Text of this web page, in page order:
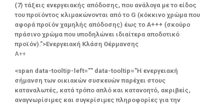
(7) τάξεις ενεργειακής απόδοσης, που ανάλογα με το είδος
του προϊόντος κλιμακώνονται από το G (κόκκινο χρώμα που
αφορά προϊόν χαμηλής απόδοσης) έως το Α+++ (σκούρο
πράσινο χρώμα που υποδηλώνει ιδιαίτερα αποδοτικό
προϊόν).”>Ενεργειακή Κλάση Θέρμανσης
A++
<span data-tooltip-left="" data-tooltip="Η ενεργειακή
σήμανση των οικιακών συσκευών παρέχει στους
καταναλωτές, κατά τρόπο απλό και κατανοητό, ακριβείς,
αναγνωρίσιμες και συγκρίσιμες πληροφορίες για την